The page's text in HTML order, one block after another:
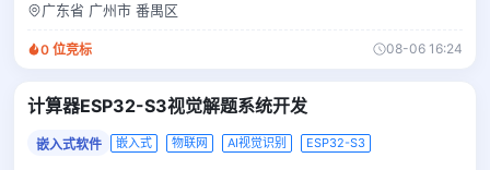
广东省 广州市 番禺区
0 位竞标 08-06 16:24
计算器ESP32-S3视觉解题系统开发
嵌入式软件 嵌入式 物联网 AI视觉识别 ESP32-S3